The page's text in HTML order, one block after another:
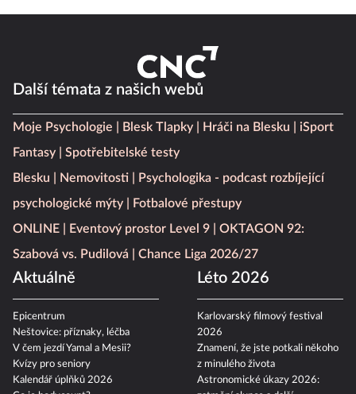
Další témata z našich webů
Moje Psychologie Blesk Tlapky Hráči na Blesku
iSport
Fantasy
Spotřebitelské testy
Blesku
Nemovitosti
Psychologika - podcast rozbíjející
psychologické mýty
Fotbalové přestupy
ONLINE
Eventový prostor Level 9
OKTAGON 92:
Szabová vs. Pudilová
Chance Liga 2026/27
Aktuálně
Epicentrum
Neštovice: příznaky, léčba
V čem jezdí Yamal a Mesii?
Kvízy pro seniory
Kalendář úplňků 2026
Léto 2026
Karlovarský filmový festival
2026
Znamení, že jste potkali někoho
z minulého života
Astronomické úkazy 2026: